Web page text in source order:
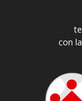
con